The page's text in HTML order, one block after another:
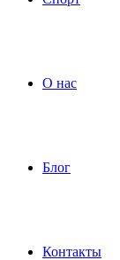
О нас
Блог
Контакты